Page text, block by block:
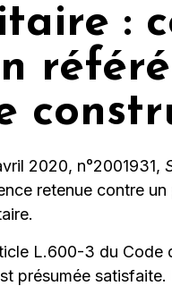
:
2020, n°2001931,
retenue contre
L.600-3 du Code
présumée